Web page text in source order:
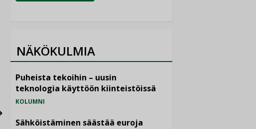
NÄKÖKULMIA
Puheista tekoihin – uusin
teknologia käyttöön kiinteistöissä
KOLUMNI
Sähköistäminen säästää euroja